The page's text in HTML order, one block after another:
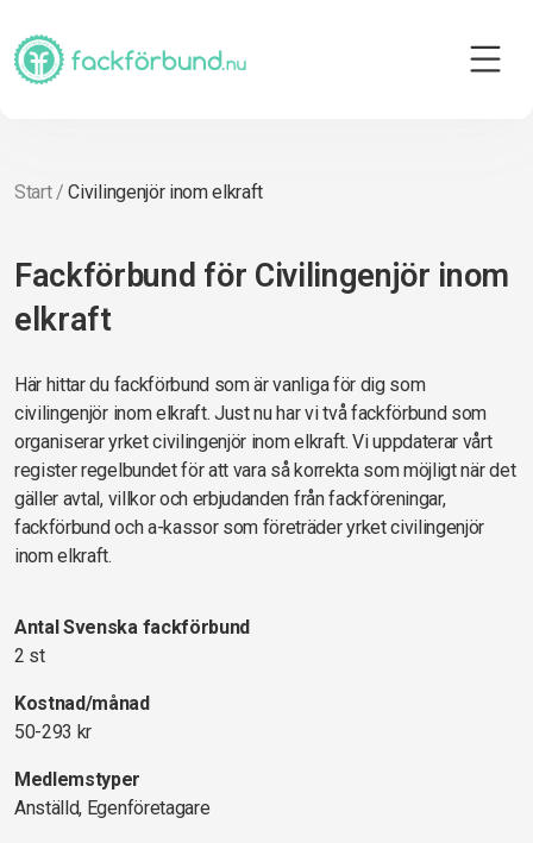
Start/Civilingenjör inom elkraft
Fackförbund för Civilingenjör inom
elkraft
Här hittar du fackförbund som är vanliga för dig som
civilingenjör inom elkraft. Just nu har vi två fackförbund som
organiserar yrket civilingenjör inom elkraft. Vi uppdaterar vårt
register regelbundet för att vara så korrekta som möjligt när det
gäller avtal, villkor och erbjudanden från fackföreningar,
fackförbund och a-kassor som företräder yrket civilingenjör
inom elkraft.
Antal Svenska fackförbund
2 st
Kostnad/månad
50-293 kr
Medlemstyper
Anställd, Egenföretagare